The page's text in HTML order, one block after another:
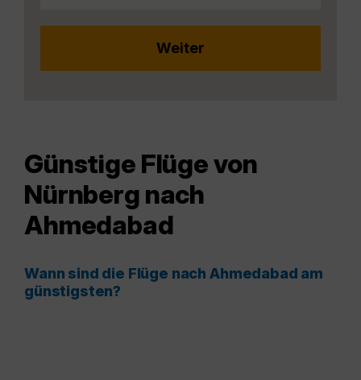
Günstige Flüge von
Nürnberg nach
Ahmedabad
Wann sind die Flüge nach Ahmedabad am
günstigsten?